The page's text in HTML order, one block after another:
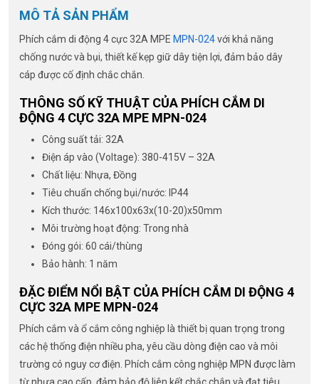
MÔ TẢ SẢN PHẨM
Phích cắm di động 4 cực 32A MPE MPN-024với khả năng
chống nước và bụi, thiết kế kẹp giữ dây tiện lợi, đảm bảo dây
cáp được cố định chắc chắn.
THÔNG SỐ KỸ THUẬT CỦA PHÍCH CẮM DI
ĐỘNG 4 CỰC 32A MPE MPN-024
Công suất tải: 32A
Điện áp vào (Voltage): 380-415V – 32A
Chất liệu: Nhựa, Đồng
Tiêu chuẩn chống bụi/nước: IP44
Kích thước: 146x100x63x(10-20)x50mm
Môi trường hoạt động: Trong nhà
Đóng gói: 60 cái/thùng
Bảo hành: 1 năm
ĐẶC ĐIỂM NỔI BẬT CỦA PHÍCH CẮM DI ĐỘNG 4
CỰC 32A MPE MPN-024
Phích cắm và ổ cắm công nghiệp là thiết bị quan trọng trong
các hệ thống điện nhiều pha, yêu cầu dòng điện cao và môi
trường có nguy cơ điện. Phích cắm công nghiệp MPN được làm